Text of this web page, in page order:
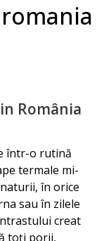
România
într-o rutină
termale mi-
în orice
sau în zilele
creat
toți porii,